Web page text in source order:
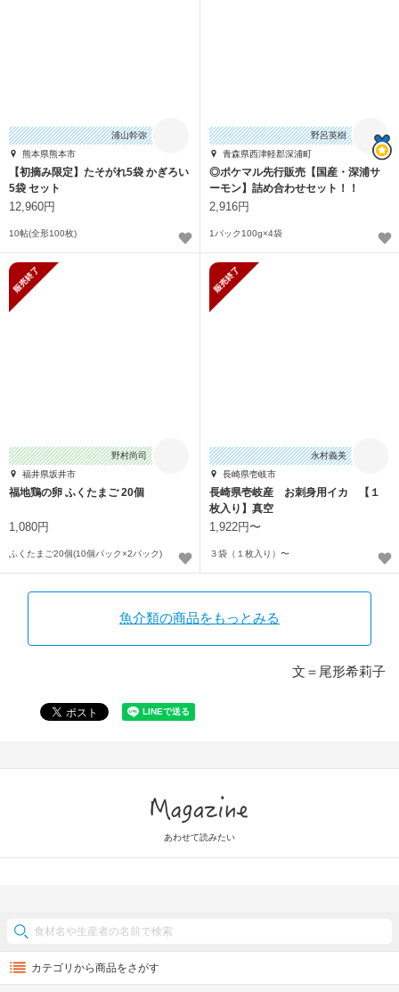
浦山幹弥
熊本県熊本市
【初摘み限定】たそがれ5袋 かぎろい
5袋 セット
12,960円
10帖(全形100枚)
野呂英樹
青森県西津軽郡深浦町
◎ポケマル先行販売【国産・深浦サ
ーモン】詰め合わせセット！！
2,916円
1パック100g×4袋
野村尚司
福井県坂井市
福地鶏の卵 ふくたまご 20個
1,080円
ふくたまご20個(10個パック×2パック)
永村義美
長崎県壱岐市
長崎県壱岐産 お刺身用イカ 【１
枚入り】真空
1,922円〜
３袋（１枚入り）〜
魚介類の商品をもっとみる
文＝尾形希莉子
あわせて読みたい
カテゴリから商品をさがす